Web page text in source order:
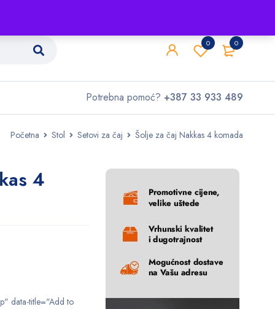
0
0
Potrebna pomoć? +387 33 933 489
Početna Stol Setovi za čaj Šolje za čaj Nakkas 4 komada
4
data-title="Add to